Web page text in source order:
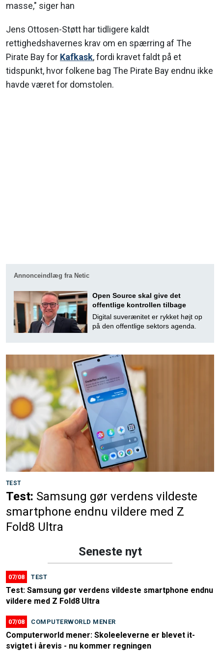
masse," siger han
Jens Ottosen-Støtt har tidligere kaldt
rettighedshavernes krav om en spærring af The
Pirate Bay for Kafkask, fordi kravet faldt på et
tidspunkt, hvor folkene bag The Pirate Bay endnu ikke
havde været for domstolen.
Annonceindlæg fra Netic
Open Source skal give det
offentlige kontrollen tilbage
Digital suverænitet er rykket højt op
på den offentlige sektors agenda.
TEST
Test: Samsung gør verdens vildeste
smartphone endnu vildere med Z
Fold8 Ultra
Seneste nyt
07/08 TEST
Test: Samsung gør verdens vildeste smartphone endnu
vildere med Z Fold8 Ultra
07/08 COMPUTERWORLD MENER
Computerworld mener: Skoleeleverne er blevet it-
svigtet i årevis - nu kommer regningen